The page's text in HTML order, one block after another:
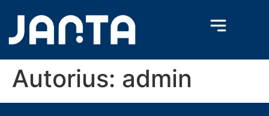
Autorius: admin